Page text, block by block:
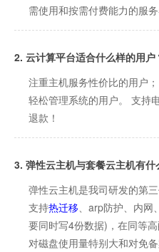
需使用和按需付费能力的服
2. 云计算平台适合什么样的用户
注重主机服务性价比的用户
轻松管理系统的用户。 支持
退款！
3. 弹性云主机与套餐云主机有
弹性云主机是我司研发的第
支持热迁移、arp防护、内网
要同时写4份数据)，在同等
对磁盘使用量特别大和对免